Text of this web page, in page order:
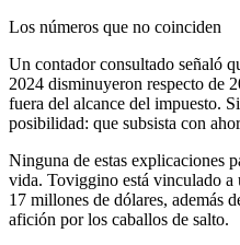
Los números que no coinciden
Un contador consultado señaló
2024 disminuyeron respecto de
fuera del alcance del impuesto.
posibilidad: que subsista con
Ninguna de estas explicaciones
vida. Toviggino está vinculado a
17 millones de dólares, además
afición por los caballos de salto.